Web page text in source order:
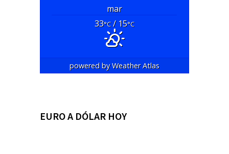
mar
33°C/ 15°C
powered byWeather Atlas
EURO A DÓLAR HOY